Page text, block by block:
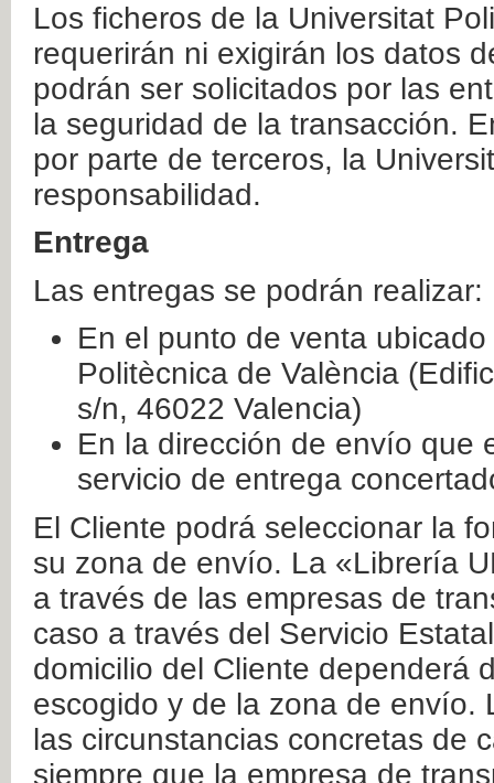
Los ficheros de la Universitat
requerirán ni exigirán los datos
podrán ser solicitados por las
la seguridad de la transacción.
por parte de terceros, la
responsabilidad.
Entrega
Las entregas se podrán realizar:
En el punto de venta
Politècnica de València
s/n, 46022 Valencia)
En la dirección de envío que
servicio de entrega
El Cliente podrá seleccionar la
su zona de envío. La «Librería
a través de las empresas de
caso a través del Servicio
domicilio del Cliente dependerá
escogido y de la zona de envío.
las circunstancias concretas de
siempre que la empresa de